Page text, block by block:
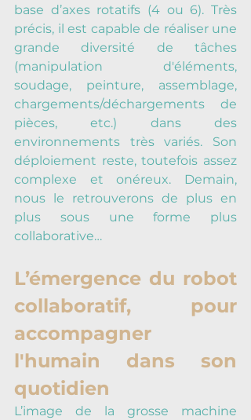
base d’axes rotatifs (4 ou 6). Très
précis, il est capable de réaliser une
grande diversité de tâches
(manipulation d'éléments,
soudage, peinture, assemblage,
chargements/déchargements de
pièces, etc.) dans des
environnements très variés. Son
déploiement reste, toutefois assez
complexe et onéreux. Demain,
nous le retrouverons de plus en
plus sous une forme plus
collaborative…
L’émergence du robot
collaboratif, pour
accompagner
l'humain dans son
quotidien
L’image de la grosse machine